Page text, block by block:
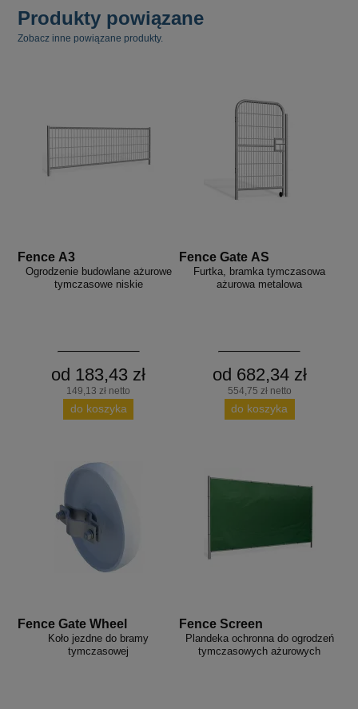
Produkty powiązane
Zobacz inne powiązane produkty.
Fence A3
Ogrodzenie budowlane ażurowe
tymczasowe niskie
od 183,43 zł
149,13 zł netto
do koszyka
Fence Gate AS
Furtka, bramka tymczasowa
ażurowa metalowa
od 682,34 zł
554,75 zł netto
do koszyka
Fence Gate Wheel
Koło jezdne do bramy
tymczasowej
Fence Screen
Plandeka ochronna do ogrodzeń
tymczasowych ażurowych